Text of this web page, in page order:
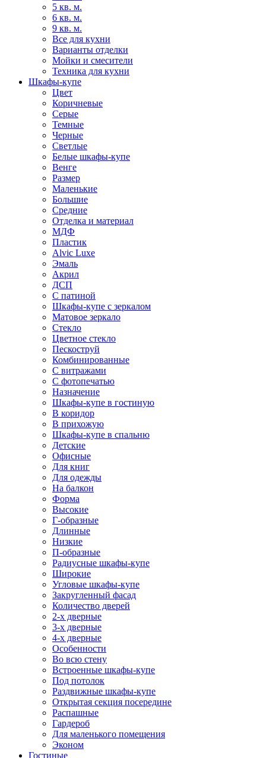
5 кв. м.
6 кв. м.
9 кв. м.
Все для кухни
Варианты отделки
Мойки и смесители
Техника для кухни
Шкафы-купе
Цвет
Коричневые
Серые
Темные
Черные
Светлые
Белые шкафы-купе
Венге
Размер
Маленькие
Большие
Средние
Отделка и материал
МДФ
Пластик
Alvic Luxe
Эмаль
Акрил
ДСП
С патиной
Шкафы-купе с зеркалом
Матовое зеркало
Стекло
Цветное стекло
Пескоструй
Комбинированные
С витражами
С фотопечатью
Назначение
Шкафы-купе в гостиную
В коридор
В прихожую
Шкафы-купе в спальню
Детские
Офисные
Для книг
Для одежды
На балкон
Форма
Высокие
Г-образные
Длинные
Низкие
П-образные
Радиусные шкафы-купе
Широкие
Угловые шкафы-купе
Закругленный фасад
Количество дверей
2-х дверные
3-х дверные
4-х дверные
Особенности
Во всю стену
Встроенные шкафы-купе
Под потолок
Раздвижные шкафы-купе
Открытая секция посередине
Распашные
Гардероб
Для маленького помещения
Эконом
Гостиные